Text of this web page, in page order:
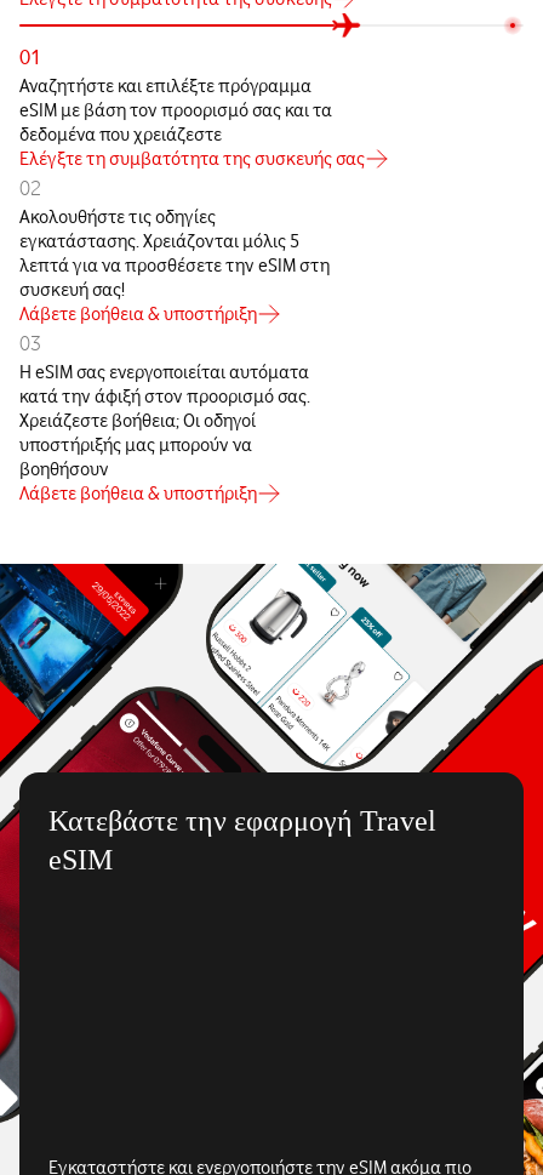
01
Αναζητήστε και επιλέξτε πρόγραμμα
eSIM με βάση τον προορισμό σας και τα
δεδομένα που χρειάζεστε
Ελέγξτε τη συμβατότητα της συσκευής σας
02
Ακολουθήστε τις οδηγίες
εγκατάστασης. Χρειάζονται μόλις 5
λεπτά για να προσθέσετε την eSIM στη
συσκευή σας!
Λάβετε βοήθεια & υποστήριξη
03
Η eSIM σας ενεργοποιείται αυτόματα
κατά την άφιξή στον προορισμό σας.
Χρειάζεστε βοήθεια; Οι οδηγοί
υποστήριξής μας μπορούν να
βοηθήσουν
Λάβετε βοήθεια & υποστήριξη
Κατεβάστε την εφαρμογή Travel
eSIM
Εγκαταστήστε και ενεργοποιήστε την eSIM ακόμα πιο